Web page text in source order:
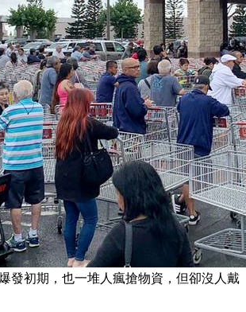
發初期，也一堆人瘋搶物資，但卻沒人戴